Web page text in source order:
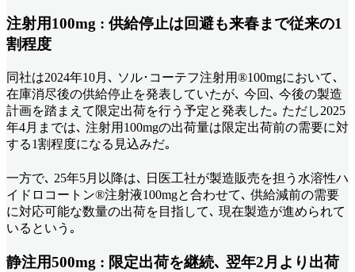
注射用100mg : 供給停止は回避も来春まで従来の1
割程度
同社は2024年10月､ ソル･コーテフ注射用®100mgにおいて､
在庫消尽後の供給停止を発表していたが､ 今回､ 今後の製造
計画を踏まえて限定出荷を行う予定と発表した｡ ただし2025
年4月までは､ 注射用100mgの出荷量は限定出荷前の需要に対
する1割程度になる見込みだ｡
一方で､ 25年5月以降は､ 日医工社が製造販売を担う水溶性ハ
イドロコートン®注射液100mgと合わせて､ 供給減前の需要
に対応可能な数量の出荷を目指して､ 現在製造が進められて
いるという｡
静注用500mg : 限定出荷を継続､ 翌年2月より出荷